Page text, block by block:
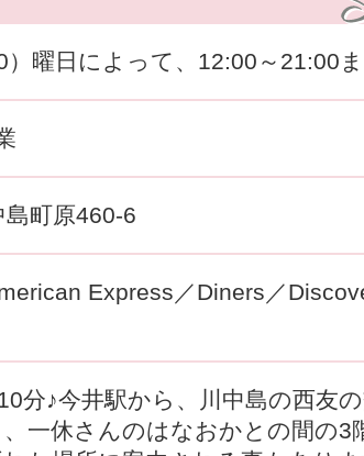
曜日によって、12:00～21:00
町原460-6
Express／Diners／
分♪今井駅から、川中島の西友
一休さんのはなおかとの間の3